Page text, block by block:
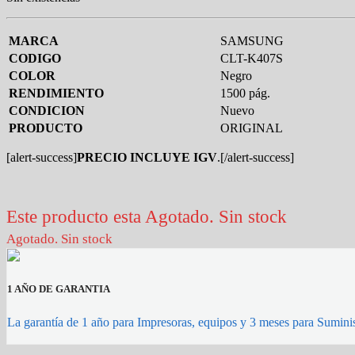
MARCA
SAMSUNG
CODIGO
CLT-K407S
COLOR
Negro
RENDIMIENTO
1500 pág.
CONDICION
Nuevo
PRODUCTO
ORIGINAL
[alert-success]PRECIO INCLUYE IGV.[/alert-success]
Este producto esta Agotado. Sin stock
Agotado. Sin stock
1 AÑO DE GARANTIA
La garantía de 1 año para Impresoras, equipos y 3 meses para